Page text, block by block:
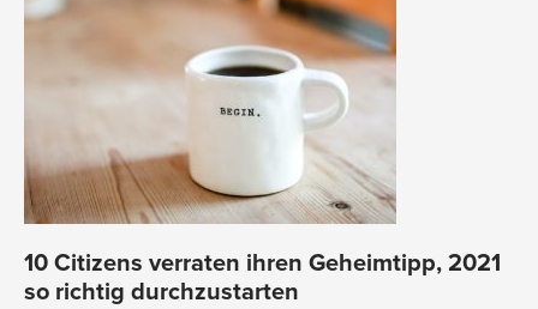
10 Citizens verraten ihren Geheimtipp, 2021
so richtig durchzustarten